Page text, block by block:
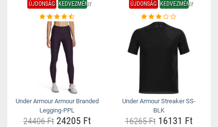
ÚJDONSÁG KEDVEZMÉNY
Under Armour Armour Branded
Legging-PPL
24406 Ft24205 Ft
ÚJDONSÁG KEDVEZMÉNY
Under Armour Streaker SS-
BLK
16265 Ft16131 Ft